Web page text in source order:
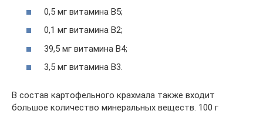
0,5 мг витамина В5;
0,1 мг витамина В2;
39,5 мг витамина В4;
3,5 мг витамина В3.
В состав картофельного крахмала также входит
большое количество минеральных веществ. 100 г